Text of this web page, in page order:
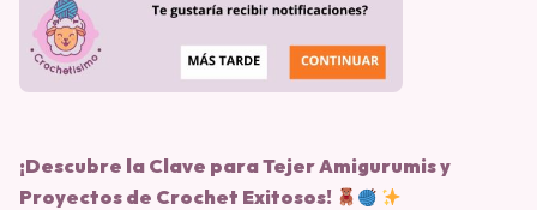
¡Descubre la Clave para Tejer Amigurumis y
Proyectos de Crochet Exitosos!